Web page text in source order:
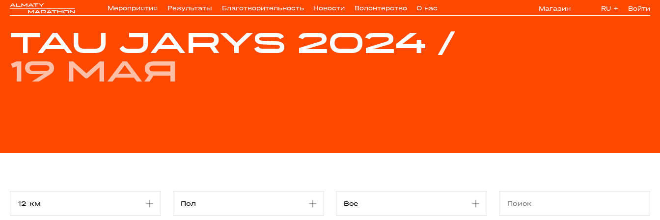
Мероприятия Результаты Благотворительность Новости Волонтерство О нас Магазин RU + Войти
TAU JARYS 2024 /
19 мая